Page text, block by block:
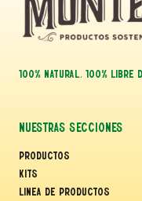
100% NATURAL, 100% LIBRE
Nuestras Secciones
Productos
Kits
Linea de Productos